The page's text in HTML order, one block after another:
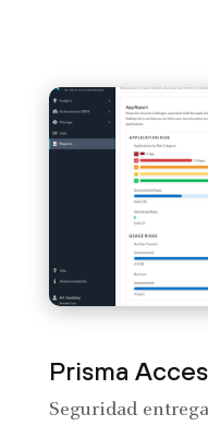
Prisma
Seguridad